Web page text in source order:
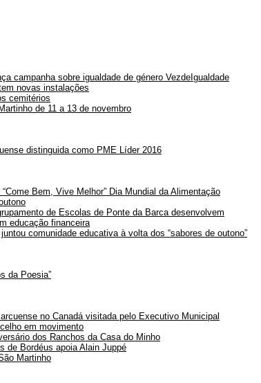
campanha sobre igualdade de género VezdeIgualdade
novas instalações
cemitérios
de 11 a 13 de novembro
distinguida como PME Líder 2016
“Come Bem, Vive Melhor” Dia Mundial da Alimentação
de Escolas de Ponte da Barca desenvolvem
educação financeira
comunidade educativa à volta dos “sabores de outono”
da Poesia”
no Canadá visitada pelo Executivo Municipal
em movimento
dos Ranchos da Casa do Minho
de Bordéus apoia Alain Juppé
Martinho